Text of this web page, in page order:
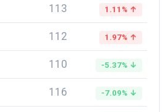
113 1.11% ↑
112 1.97% ↑
110 -5.37% ↓
116 -7.09% ↓